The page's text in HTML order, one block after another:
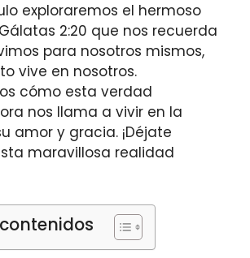
exploraremos el hermoso
2:20 que nos recuerda
para nosotros mismos,
vive en nosotros.
cómo esta verdad
nos llama a vivir en la
amor y gracia. ¡Déjate
maravillosa realidad